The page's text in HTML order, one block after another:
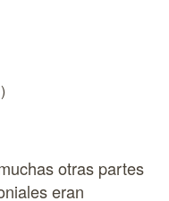
otras partes
eran